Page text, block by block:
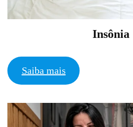
Insônia
Saiba mais